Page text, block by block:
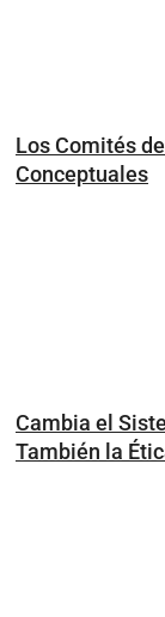
Los Comités
Conceptuales
Cambia el
También la